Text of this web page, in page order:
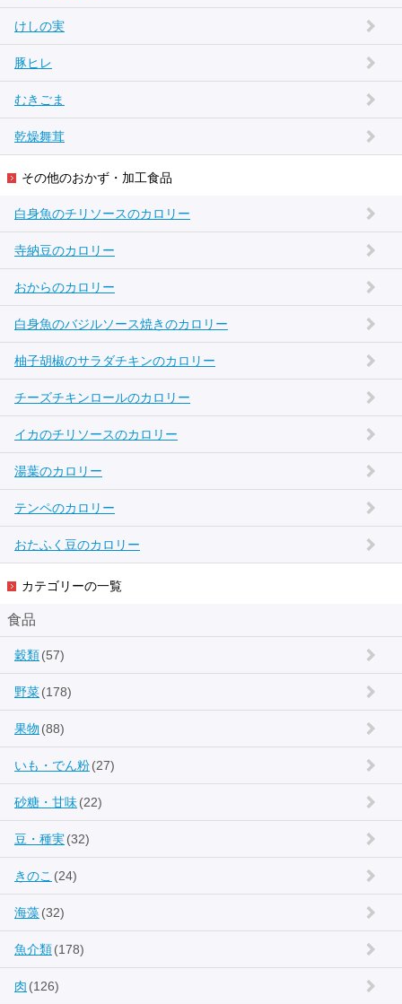
けしの実
豚ヒレ
むきごま
乾燥舞茸
その他のおかず・加工食品
白身魚のチリソースのカロリー
寺納豆のカロリー
おからのカロリー
白身魚のバジルソース焼きのカロリー
柚子胡椒のサラダチキンのカロリー
チーズチキンロールのカロリー
イカのチリソースのカロリー
湯葉のカロリー
テンペのカロリー
おたふく豆のカロリー
カテゴリーの一覧
食品
穀類(57)
野菜(178)
果物 (88)
いも・でん粉(27)
砂糖・甘味(22)
豆・種実(32)
きのこ (24)
海藻(32)
魚介類(178)
肉 (126)